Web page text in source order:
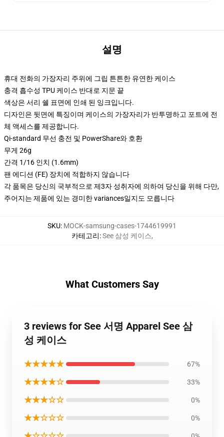
설명
휴대 전화의 가장자리 주위에 그립 튼튼한 유연한 케이스
충격 흡수성 TPU 케이스 반대로 지문 끝
색상은 서리 쉘 표면에 인쇄 된 잉크입니다.
디자인은 뒷면에 특징이며 케이스의 가장자리가 반투명하고 포트에 전
체 액세스를 제공합니다.
Qi-standard 무선 충전 및 PowerShare와 호환
무게 26g
간격 1/16 인치 (1.6mm)
팬 에디션 (FE) 장치에 적합하지 않습니다
각 품목은 당신의 국부적으로 제3자 성취자에 의하여 당신을 위해 다만,
주어지는 제품에 있는 경미한 variances일지도 모릅니다
SKU: MOCK-samsung-cases-1744619991
카테고리:See 삼성 케이스,
What Customers Say
3 reviews for See 서명 Apparel See 삼
성 케이스
★★★★★ 67%
★★★★☆ 33%
★★★☆☆ 0%
★★☆☆☆ 0%